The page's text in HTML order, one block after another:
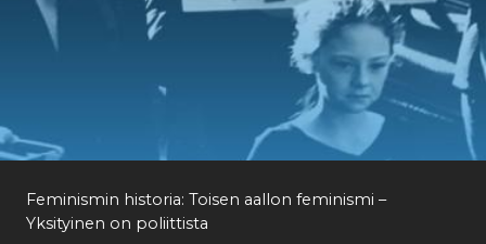
Etsi
Feminismin historia: Toisen aallon feminismi –
Yksityinen on poliittista